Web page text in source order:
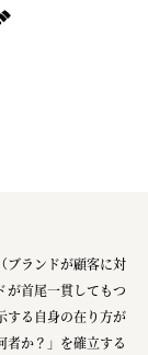
ブランドが顧客に対
が首尾一貫してもつ
する自身の在り方が
者か？」を確立する